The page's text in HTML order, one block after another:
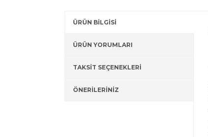
ÜRÜN BİLGİSİ
ÜRÜN YORUMLARI
TAKSİT SEÇENEKLERİ
ÖNERİLERİNİZ